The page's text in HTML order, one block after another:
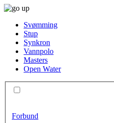
Svømming
Stup
Synkron
Vannpolo
Masters
Open Water
Forbund